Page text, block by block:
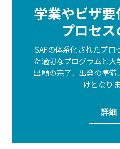
学業やビザ
プロセ
SAFの体系化されたプロ
た適切なプログラムと
出願の完了、出発の準
けとなりま
詳細